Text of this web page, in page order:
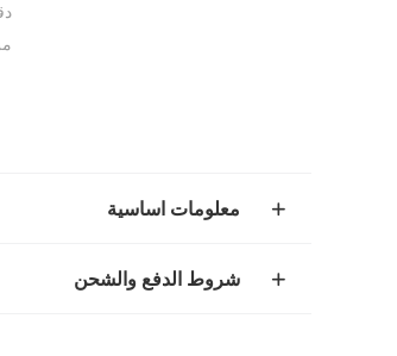
معلومات اساسية
شروط الدفع والشحن